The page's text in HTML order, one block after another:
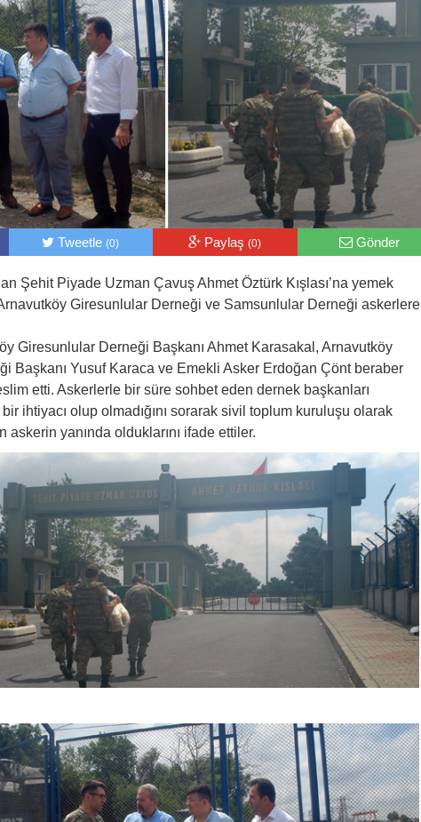
Tweetle(0) Paylaş(0) Gönder
Şehit Piyade Uzman Çavuş Ahmet Öztürk Kışlası’na yemek
Giresunlular Derneği ve Samsunlular Derneği askerlere
Giresunlular Derneği Başkanı Ahmet Karasakal, Arnavutköy
Başkanı Yusuf Karaca ve Emekli Asker Erdoğan Çönt beraber
etti. Askerlerle bir süre sohbet eden dernek başkanları
ihtiyacı olup olmadığını sorarak sivil toplum kuruluşu olarak
askerin yanında olduklarını ifade ettiler.